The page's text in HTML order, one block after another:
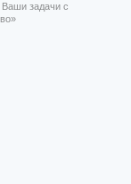
задачи с